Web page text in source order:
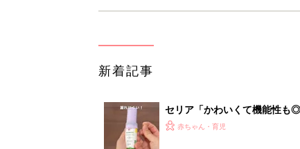
新着記事
セリア「かわいくて機能性も
赤ちゃん・育児